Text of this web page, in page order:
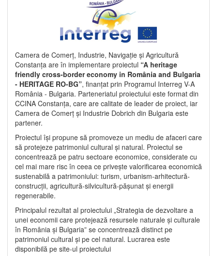
Camera de Comerț, Industrie, Navigație și Agricultură
Constanța are în implementare proiectul “A heritage
friendly cross-border economy in România and Bulgaria
- HERITAGE RO-BG”, finanțat prin Programul Interreg V-A
România - Bulgaria. Parteneriatul proiectului este format din
CCINA Constanța, care are calitate de leader de proiect, iar
Camera de Comerț și Industrie Dobrich din Bulgaria este
partener.
Proiectul își propune să promoveze un mediu de afaceri care
să protejeze patrimoniul cultural și natural. Proiectul se
concentrează pe patru sectoare economice, considerate cu
cel mai mare risc în ceea ce privește valorificarea economică
sustenabilă a patrimoniului: turism, urbanism-arhitectură-
construcții, agricultură-silvicultură-pășunat și energii
regenerabile.
Principalul rezultat al proiectului „Strategia de dezvoltare a
unei economii care protejează resursele naturale și culturale
în România și Bulgaria” se concentrează distinct pe
patrimoniul cultural și pe cel natural. Lucrarea este
disponibilă pe site-ul proiectului